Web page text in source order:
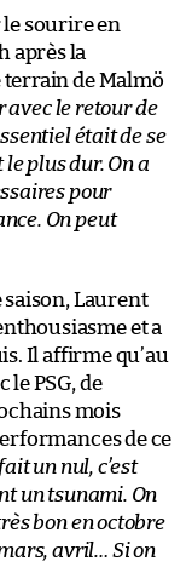
sourire en
après la
de Malmö
avec le retour de
était de se
plus dur. On a
pour
On peut
saison, Laurent
et a
Il affirme qu’au
le PSG, de
mois
de ce
un nul, c’est
un tsunami. On
bon en octobre
avril… Si on